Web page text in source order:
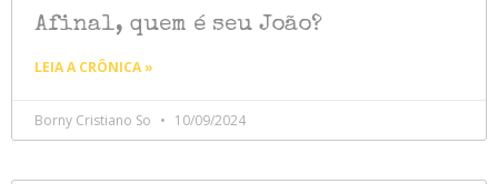
Afinal, quem é seu João?
LEIA A CRÔNICA »
Borny Cristiano So 10/09/2024